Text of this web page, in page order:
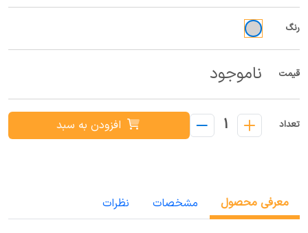
رنگ
قیمت ناموجود
تعداد 1 افزودن به سبد
معرفی محصول مشخصات نظرات